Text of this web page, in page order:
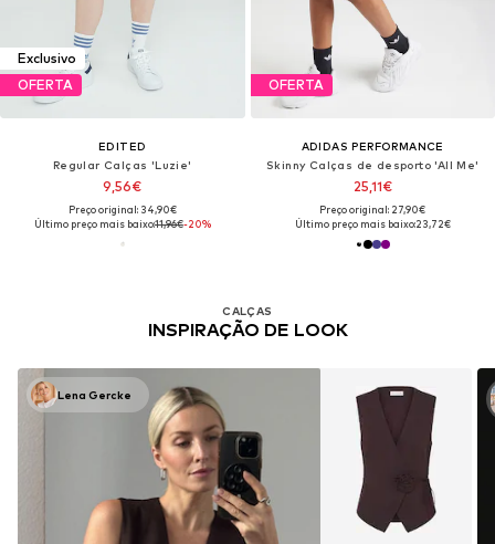
Exclusivo
OFERTA
EDITED
Regular Calças 'Luzie'
9,56€
Preço original: 34,90€
Último preço mais baixo:11,96€-20%
OFERTA
ADIDAS PERFORMANCE
Skinny Calças de desporto 'All Me'
25,11€
Preço original: 27,90€
Último preço mais baixo:23,72€
CALÇAS
INSPIRAÇÃO DE LOOK
Lena Gercke